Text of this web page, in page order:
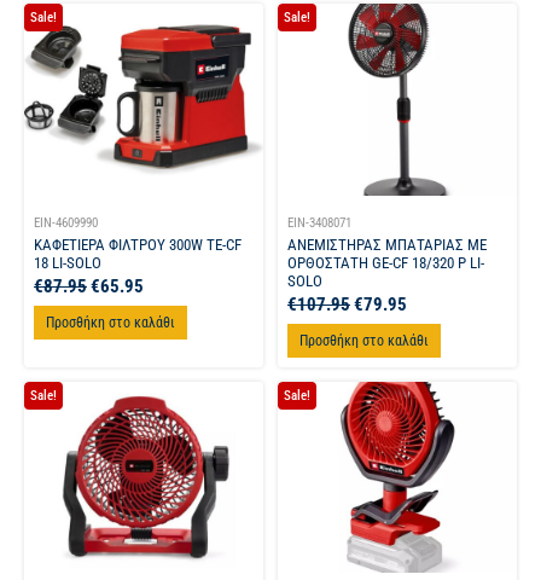
Sale!
EIN-4609990
ΚΑΦΕΤΙΕΡΑ ΦΙΛΤΡΟΥ 300W TE-CF
18 LI-SOLO
€87.95€65.95
Προσθήκη στο καλάθι
Sale!
EIN-3408071
ΑΝΕΜΙΣΤΗΡΑΣ ΜΠΑΤΑΡΙΑΣ ΜΕ
ΟΡΘΟΣΤΑΤΗ GE-CF 18/320 P LI-
SOLO
€107.95€79.95
Προσθήκη στο καλάθι
Sale! Sale!